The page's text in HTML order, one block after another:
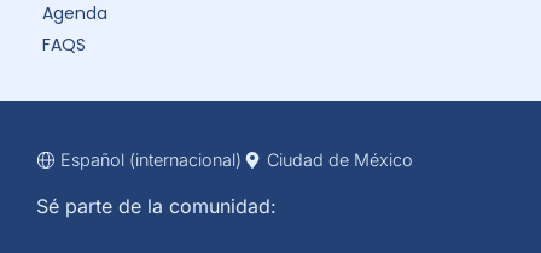
Agenda
FAQS
Español (internacional) Ciudad de México
Sé parte de la comunidad: